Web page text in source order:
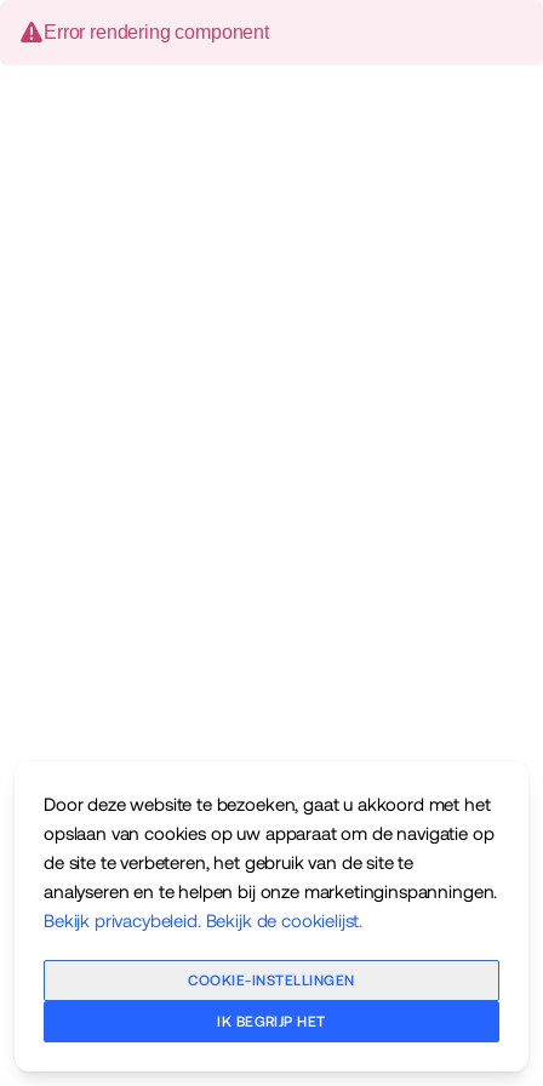
Door deze website te bezoeken, gaat u akkoord met het
opslaan van cookies op uw apparaat om de navigatie op
de site te verbeteren, het gebruik van de site te
analyseren en te helpen bij onze marketinginspanningen.
Bekijk privacybeleid. Bekijk de cookielijst.
COOKIE-INSTELLINGEN
IK BEGRIJP HET
Error rendering component